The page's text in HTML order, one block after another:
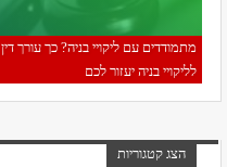
מתמודדים עם ליקויי בניה? כך עורך דין
לליקויי בניה יעזור לכם
הצג קטגוריות